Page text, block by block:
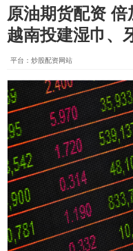
原油期货配资
越南投建湿巾、
平台：炒股配资网站